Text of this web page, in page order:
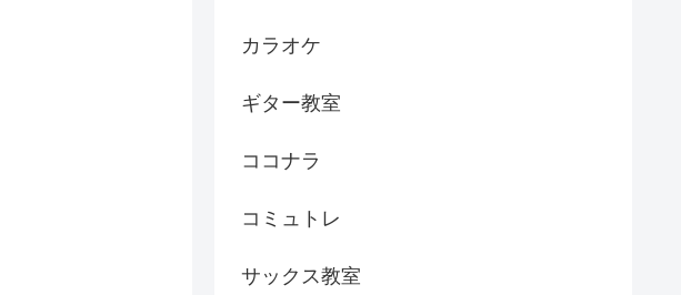
カラオケ
ギター教室
ココナラ
コミュトレ
サックス教室